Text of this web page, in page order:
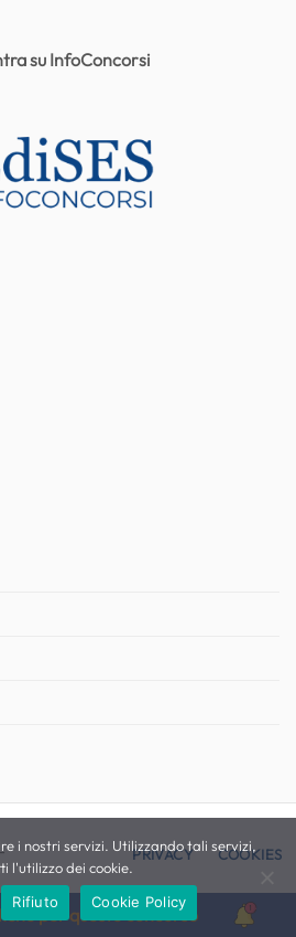
per questo concorso
su InfoConcorsi
PRIVACY COOKIES
i nostri servizi. Utilizzando tali servizi,
l'utilizzo dei cookie.
Rifiuto Cookie Policy